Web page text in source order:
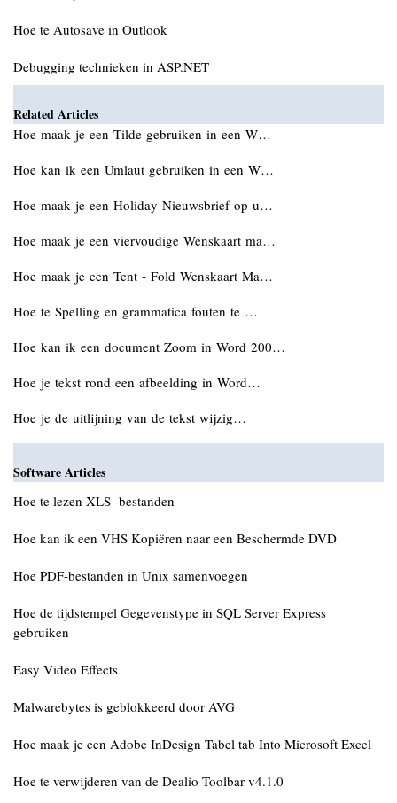
Hoe te Autosave in Outlook
Debugging technieken in ASP.NET
Related Articles
Hoe maak je een Tilde gebruiken in een W…
Hoe kan ik een Umlaut gebruiken in een W…
Hoe maak je een Holiday Nieuwsbrief op u…
Hoe maak je een viervoudige Wenskaart ma…
Hoe maak je een Tent - Fold Wenskaart Ma…
Hoe te Spelling en grammatica fouten te …
Hoe kan ik een document Zoom in Word 200…
Hoe je tekst rond een afbeelding in Word…
Hoe je de uitlijning van de tekst wijzig…
Software Articles
Hoe te lezen XLS -bestanden
Hoe kan ik een VHS Kopiëren naar een Beschermde DVD
Hoe PDF-bestanden in Unix samenvoegen
Hoe de tijdstempel Gegevenstype in SQL Server Express
gebruiken
Easy Video Effects
Malwarebytes is geblokkeerd door AVG
Hoe maak je een Adobe InDesign Tabel tab Into Microsoft Excel
Hoe te verwijderen van de Dealio Toolbar v4.1.0